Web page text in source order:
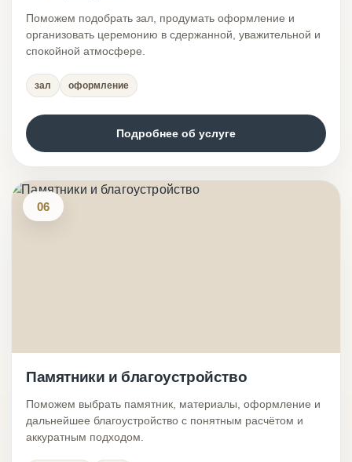
Поможем подобрать зал, продумать оформление и
организовать церемонию в сдержанной, уважительной и
спокойной атмосфере.
зал оформление
Подробнее об услуге
06
Памятники и благоустройство
Поможем выбрать памятник, материалы, оформление и
дальнейшее благоустройство с понятным расчётом и
аккуратным подходом.